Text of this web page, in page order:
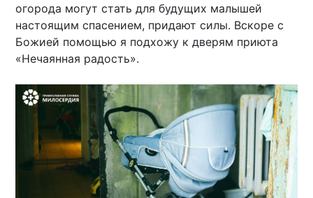
огорода могут стать для будущих малышей
настоящим спасением, придают силы. Вскоре с
Божией помощью я подхожу к дверям приюта
«Нечаянная радость».